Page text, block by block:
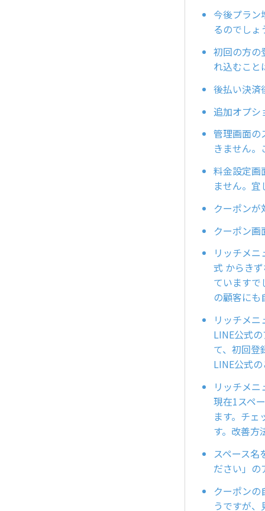
今後プラン
るのでしょ
初回の方の
れ込むこと
後払い決済
追加オプシ
管理画面の
きません。
料金設定画
ません。宜
クーポンが
クーポン画
リッチメ
式 からき
ていますで
の顧客にも
リッチメ
LINE公式
て、初回登
LINE公式
リッチメ
現在1スペ
ます。チ
す。改善方
スペース名
ださい」の
クーポン
うですが、